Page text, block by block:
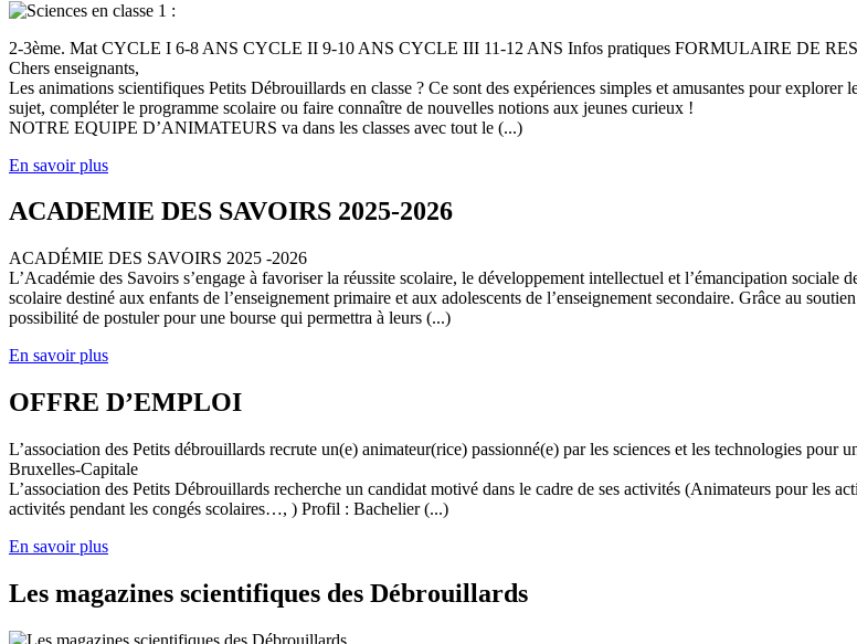
2-3ème. Mat CYCLE I 6-8 ANS CYCLE II 9-10 ANS CYCLE III 11-12 ANS Infos pratiques FORMULAIRE DE
Chers enseignants,
Les animations scientifiques Petits Débrouillards en classe ? Ce sont des expériences simples et amusantes pour
sujet, compléter le programme scolaire ou faire connaître de nouvelles notions aux jeunes curieux !
NOTRE EQUIPE D’ANIMATEURS va dans les classes avec tout le (...)
En savoir plus
ACADEMIE DES SAVOIRS 2025-2026
ACADÉMIE DES SAVOIRS 2025 -2026
L’Académie des Savoirs s’engage à favoriser la réussite scolaire, le développement intellectuel et l’émancipation sociale
scolaire destiné aux enfants de l’enseignement primaire et aux adolescents de l’enseignement secondaire. Grâce au
possibilité de postuler pour une bourse qui permettra à leurs (...)
En savoir plus
OFFRE D’EMPLOI
L’association des Petits débrouillards recrute un(e) animateur(rice) passionné(e) par les sciences et les technologies
Bruxelles-Capitale
L’association des Petits Débrouillards recherche un candidat motivé dans le cadre de ses activités (Animateurs pour les
activités pendant les congés scolaires…, ) Profil : Bachelier (...)
En savoir plus
Les magazines scientifiques des Débrouillards